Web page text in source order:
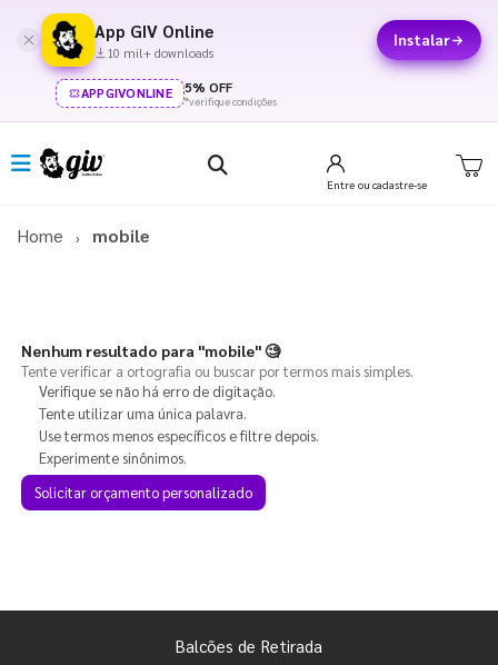
App GIV Online
10 mil+ downloads
Instalar
APPGIVONLINE 5% OFF
*verifique condições
Entre ou cadastre-se
Home mobile
Nenhum resultado para "mobile"🧐
Tente verificar a ortografia ou buscar por termos mais simples.
Verifique se não há erro de digitação.
Tente utilizar uma única palavra.
Use termos menos específicos e filtre depois.
Experimente sinônimos.
Solicitar orçamento personalizado
Balcões de Retirada